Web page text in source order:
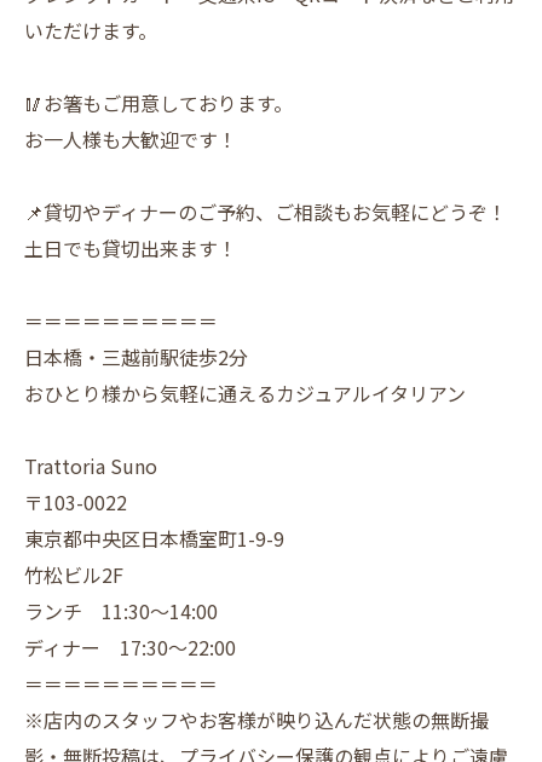
いただけます。
🥢お箸もご用意しております。
お一人様も大歓迎です！
📌貸切やディナーのご予約、ご相談もお気軽にどうぞ！
土日でも貸切出来ます！
＝＝＝＝＝＝＝＝＝＝
日本橋・三越前駅徒歩2分
おひとり様から気軽に通えるカジュアルイタリアン
Trattoria Suno
〒103-0022
東京都中央区日本橋室町1-9-9
竹松ビル2F
ランチ 11:30～14:00
ディナー 17:30～22:00
＝＝＝＝＝＝＝＝＝＝
※店内のスタッフやお客様が映り込んだ状態の無断撮
影・無断投稿は、プライバシー保護の観点によりご遠慮